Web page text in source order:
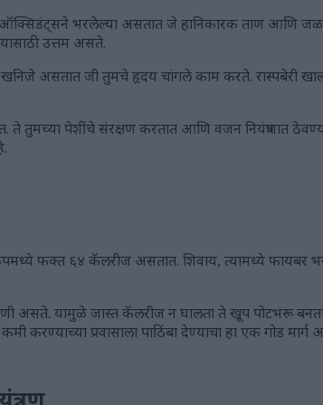
भरलेल्या असतात जे हानिकारक ताण आणि
उत्तम असते.
असतात जी तुमचे हृदय चांगले काम करते. रास्पबेरी
ते तुमच्या पेशींचे संरक्षण करतात आणि वजन नियंत्रणात
फक्त ६४ कॅलरीज असतात. शिवाय, त्यामध्ये फायबर
असते. यामुळे जास्त कॅलरीज न घालता ते खूप पोटभरू
करण्याच्या प्रवासाला पाठिंबा देण्याचा हा एक गोड मार्ग